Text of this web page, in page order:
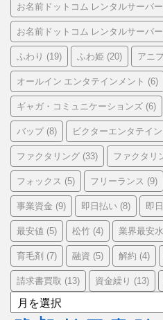
お名前ドットコム レンタルサーバ
お名前ドットコム レンタルサーバ
ふわり (19) ふわ姫 (20) アニ
オールイン エンタテインメント (6)
ギャガ・コミュニケーションズ (6)
バップ(8) ビクターエンタテイ
ファクタリング (33) ファクタリ
フォックス (5) フリーランス (9)
事業資金 (9) 即日払い (8) 即
最安値 (5) 松竹 (4) 業界最安
育毛剤 (7) 融資 (5) 解約 (4)
請求書買取 (13) 資金繰り (13)
ア
ー